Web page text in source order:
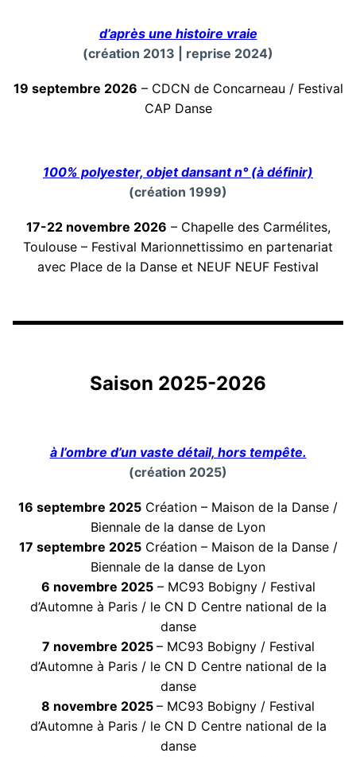
d’après une histoire vraie
(création 2013 | reprise 2024)
19 septembre 2026 – CDCN de Concarneau / Festival
CAP Danse
100% polyester, objet dansant n° (à définir)
(création 1999)
17-22 novembre 2026 – Chapelle des Carmélites,
Toulouse – Festival Marionnettissimo en partenariat
avec Place de la Danse et NEUF NEUF Festival
Saison 2025-2026
à l’ombre d’un vaste détail, hors tempête.
(création 2025)
16 septembre 2025 Création – Maison de la Danse /
Biennale de la danse de Lyon
17 septembre 2025Création – Maison de la Danse /
Biennale de la danse de Lyon
6 novembre 2025– MC93 Bobigny / Festival
d’Automne à Paris / le CN D Centre national de la
danse
7 novembre 2025 – MC93 Bobigny / Festival
d’Automne à Paris / le CN D Centre national de la
danse
8 novembre 2025 – MC93 Bobigny / Festival
d’Automne à Paris / le CN D Centre national de la
danse